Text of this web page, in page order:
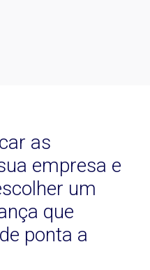
as
empresa e
um
que
ponta a